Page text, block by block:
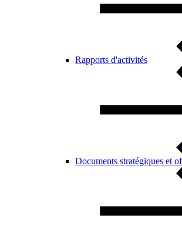
Rapports d'activités
Documents stratégiques et